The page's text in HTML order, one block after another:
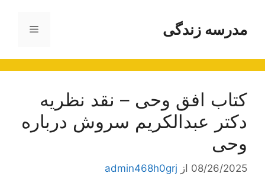
محتوامدرسه زندگی فهرست
کتاب افق وحی – نقد نظريه
دکتر عبدالكريم سروش درباره
وحى
08/26/2025 از admin468h0grj